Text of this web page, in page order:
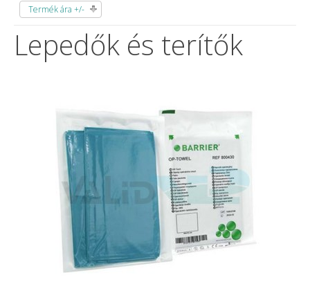
Termék ára +/-
Lepedők és terítők